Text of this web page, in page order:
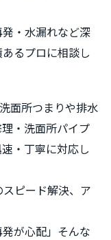
・水漏れなど深
るプロに相談し
面所つまりや排水
・洗面所パイプ
・丁寧に対応し
ピード解決、ア
が心配」そんな